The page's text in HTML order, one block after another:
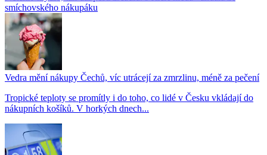
smíchovského nákupáku
Vedra mění nákupy Čechů, víc utrácejí za zmrzlinu, méně za pečení
Tropické teploty se promítly i do toho, co lidé v Česku vkládají do
nákupních košíků. V horkých dnech...